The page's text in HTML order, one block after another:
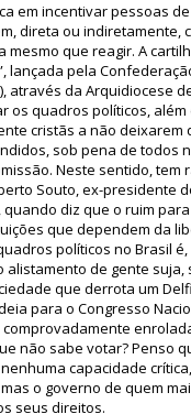
em incentivar pessoas
direta ou indiretamente,
mesmo que reagir. A
lançada pela
através da Arquidiocese
os quadros políticos,
cristãs a não deixarem
sob pena de todos
Neste sentido, tem
Souto, ex-presidente
quando diz que o ruim
que dependem da
políticos no Brasil
alistamento de gente suja,
que derrota um
para o Congresso
não sabe votar? Penso
capacidade
o governo de quem
seus direitos.